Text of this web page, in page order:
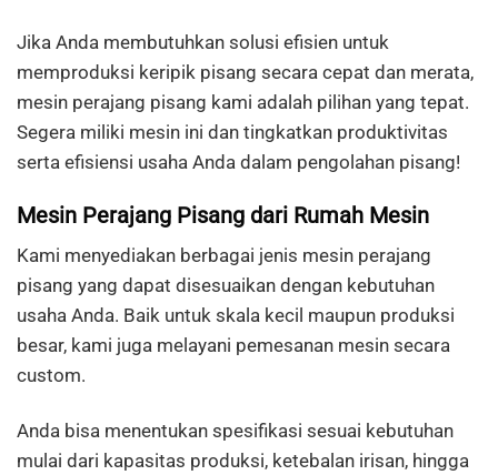
Jika Anda membutuhkan solusi efisien untuk
memproduksi keripik pisang secara cepat dan merata,
mesin perajang pisang kami adalah pilihan yang tepat.
Segera miliki mesin ini dan tingkatkan produktivitas
serta efisiensi usaha Anda dalam pengolahan pisang!
Mesin Perajang Pisang dari Rumah Mesin
Kami menyediakan berbagai jenis mesin perajang
pisang yang dapat disesuaikan dengan kebutuhan
usaha Anda. Baik untuk skala kecil maupun produksi
besar, kami juga melayani pemesanan mesin secara
custom.
Anda bisa menentukan spesifikasi sesuai kebutuhan
mulai dari kapasitas produksi, ketebalan irisan, hingga